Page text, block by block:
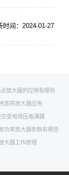
时间：2024-01-27
放大器的应用有哪些
宽带放大器应用
交变电场 压电薄膜
功率放大器参数有哪些
大器工作原理